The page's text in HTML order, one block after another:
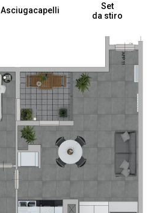
Asciugacapelli
Set
da stiro